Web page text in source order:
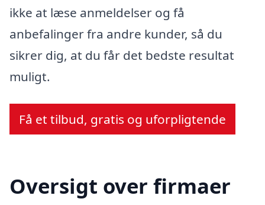
ikke at læse anmeldelser og få
anbefalinger fra andre kunder, så du
sikrer dig, at du får det bedste resultat
muligt.
Få et tilbud, gratis og uforpligtende
Oversigt over firmaer